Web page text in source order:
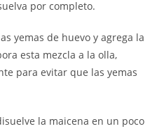
por completo.
yemas de huevo y agrega la
esta mezcla a la olla,
para evitar que las yemas
la maicena en un poco